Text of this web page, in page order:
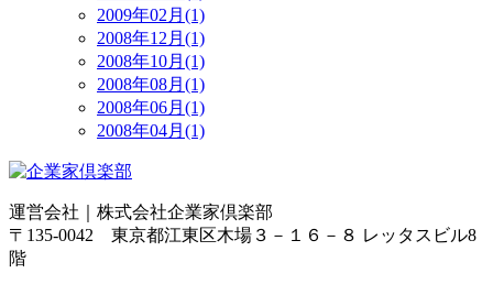
2009年02月(1)
2008年12月(1)
2008年10月(1)
2008年08月(1)
2008年06月(1)
2008年04月(1)
運営会社｜ 株式会社企業家倶楽部
〒135-0042 東京都江東区木場３－１６－８ レッタスビル8
階